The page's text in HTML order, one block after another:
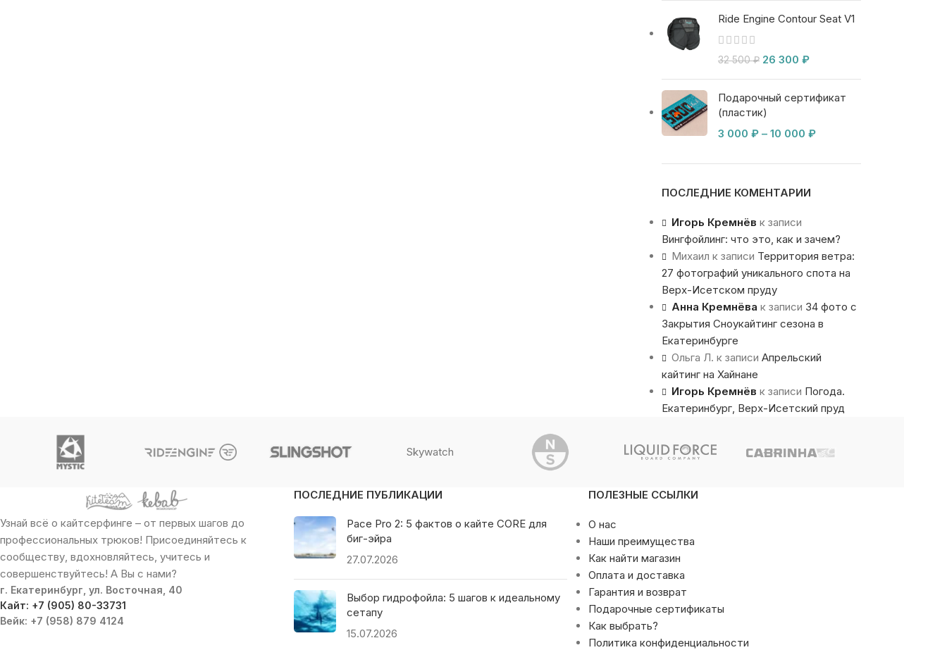
Ride Engine Contour Seat V1
32 500₽ 26 300 ₽
Подарочный сертификат
(пластик)
3 000 ₽ – 10 000 ₽
ПОСЛЕДНИЕ КОМЕНТАРИИ
Игорь Кремнёв к записи
Вингфойлинг: что это, как и зачем?
Михаил к записи Территория ветра:
27 фотографий уникального спота на
Верх-Исетском пруду
Анна Кремнёва к записи 34 фото с
Закрытия Сноукайтинг сезона в
Екатеринбурге
Ольга Л. к записи Апрельский
кайтинг на Хайнане
Игорь Кремнёв к записи Погода.
Екатеринбург, Верх-Исетский пруд
Skywatch
Узнай всё о кайтсерфинге – от первых шагов до
профессиональных трюков! Присоединяйтесь к
сообществу, вдохновляйтесь, учитесь и
совершенствуйтесь! А Вы с нами?
г. Екатеринбург, ул. Восточная, 40
Кайт: +7 (905) 80-33731
Вейк: +7 (958) 879 4124
ПОСЛЕДНИЕ ПУБЛИКАЦИИ
Pace Pro 2: 5 фактов о кайте CORE для
биг-эйра
27.07.2026
Выбор гидрофойла: 5 шагов к идеальному
сетапу
15.07.2026
ПОЛЕЗНЫЕ ССЫЛКИ
О нас
Наши преимущества
Как найти магазин
Оплата и доставка
Гарантия и возврат
Подарочные сертификаты
Как выбрать?
Политика конфиденциальности